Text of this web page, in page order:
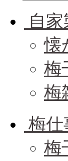
自
懐
梅
梅
梅仕
梅